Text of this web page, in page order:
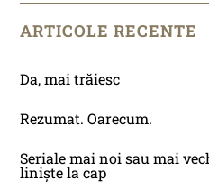
ARTICOLE RECENTE
Da, mai trăiesc
Rezumat. Oarecum.
Seriale mai noi sau mai
liniște la cap